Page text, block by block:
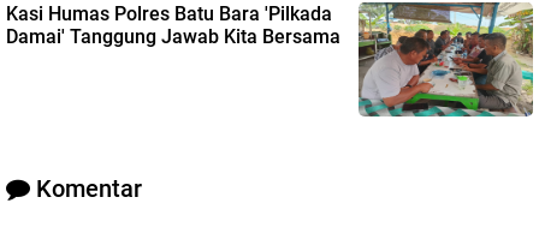
Kasi Humas Polres Batu Bara 'Pilkada
Damai' Tanggung Jawab Kita Bersama
Komentar